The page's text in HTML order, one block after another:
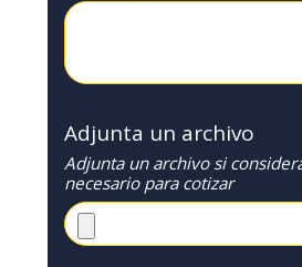
Adjunta un archivo
Adjunta un archivo si
necesario para cotizar